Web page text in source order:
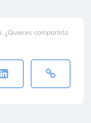
¿Quieres compartirlo